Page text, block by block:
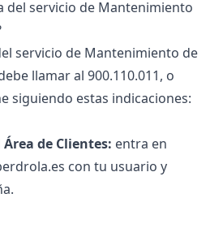
del servicio de Mantenimiento
servicio de Mantenimiento de
llamar al 900.110.011, o
siguiendo estas indicaciones:
Área de Clientes: entra en
con tu usuario y